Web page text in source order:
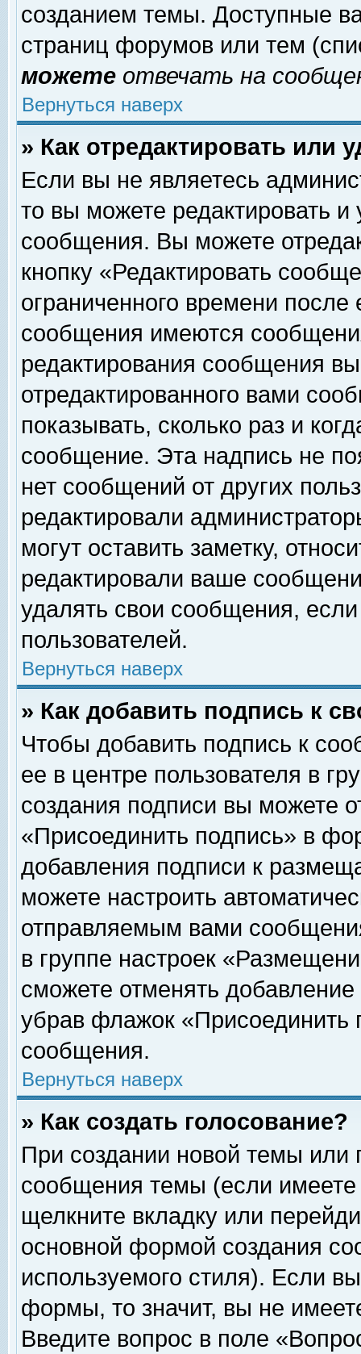
созданием темы. Доступные
страниц форумов или тем
можете отвечать на
Вернуться наверх
» Как отредактировать или
Если вы не являетесь
то вы можете редактировать и
сообщения. Вы можете
кнопку «Редактировать
ограниченного времени
сообщения имеются
редактирования сообщения
отредактированного вами
показывать, сколько раз и
сообщение. Эта надпись не
нет сообщений от других
редактировали
могут оставить заметку,
редактировали ваше
удалять свои сообщения,
пользователей.
Вернуться наверх
» Как добавить подпись к
Чтобы добавить подпись к
ее в центре пользователя в
создания подписи вы можете
«Присоединить подпись» в
добавления подписи к
можете настроить
отправляемым вами
в группе настроек
сможете отменять
убрав флажок «Присоединить
сообщения.
Вернуться наверх
» Как создать голосование?
При создании новой темы или
сообщения темы (если
щелкните вкладку или
основной формой создания
используемого стиля). Если
формы, то значит, вы не
Введите вопрос в поле